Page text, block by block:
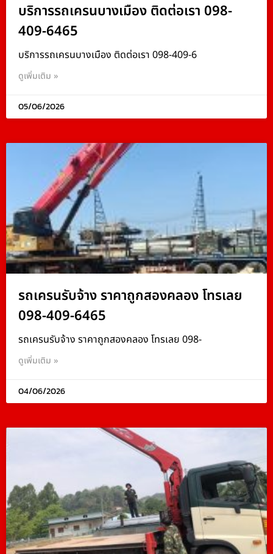
บริการรถเครนบางเมือง ติดต่อเรา 098-
409-6465
บริการรถเครนบางเมือง ติดต่อเรา 098-409-6
ดูเพิ่มเติม »
05/06/2026
รถเครนรับจ้าง ราคาถูกสองคลอง โทรเลย
098-409-6465
รถเครนรับจ้าง ราคาถูกสองคลอง โทรเลย 098-
ดูเพิ่มเติม »
04/06/2026